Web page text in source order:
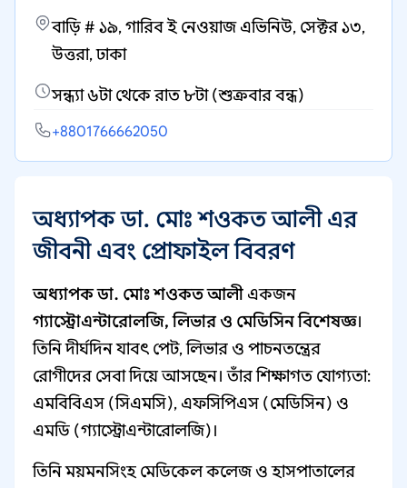
বাড়ি # ১৯, গারিব ই নেওয়াজ এভিনিউ, সেক্টর ১৩,
উত্তরা, ঢাকা
সন্ধ্যা ৬টা থেকে রাত ৮টা (শুক্রবার বন্ধ)
+8801766662050
অধ্যাপক ডা. মোঃ শওকত আলী এর
জীবনী এবং প্রোফাইল বিবরণ
অধ্যাপক ডা. মোঃ শওকত আলী একজন
গ্যাস্ট্রোএন্টারোলজি, লিভার ও মেডিসিন বিশেষজ্ঞ।
তিনি দীর্ঘদিন যাবৎ পেট, লিভার ও পাচনতন্ত্রের
রোগীদের সেবা দিয়ে আসছেন। তাঁর শিক্ষাগত যোগ্যতা:
এমবিবিএস (সিএমসি), এফসিপিএস (মেডিসিন) ও
এমডি (গ্যাস্ট্রোএন্টারোলজি)।
তিনি ময়মনসিংহ মেডিকেল কলেজ ও হাসপাতালের